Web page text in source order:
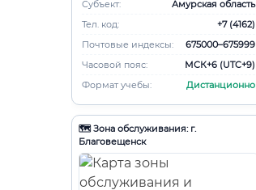
Субъект:
Амурская область
Тел. код:
+7 (4162)
Почтовые индексы:
675000–675999
Часовой пояс:
МСК+6 (UTC+9)
Формат учебы:
Дистанционно
🗺️ Зона обслуживания: г.
Благовещенск